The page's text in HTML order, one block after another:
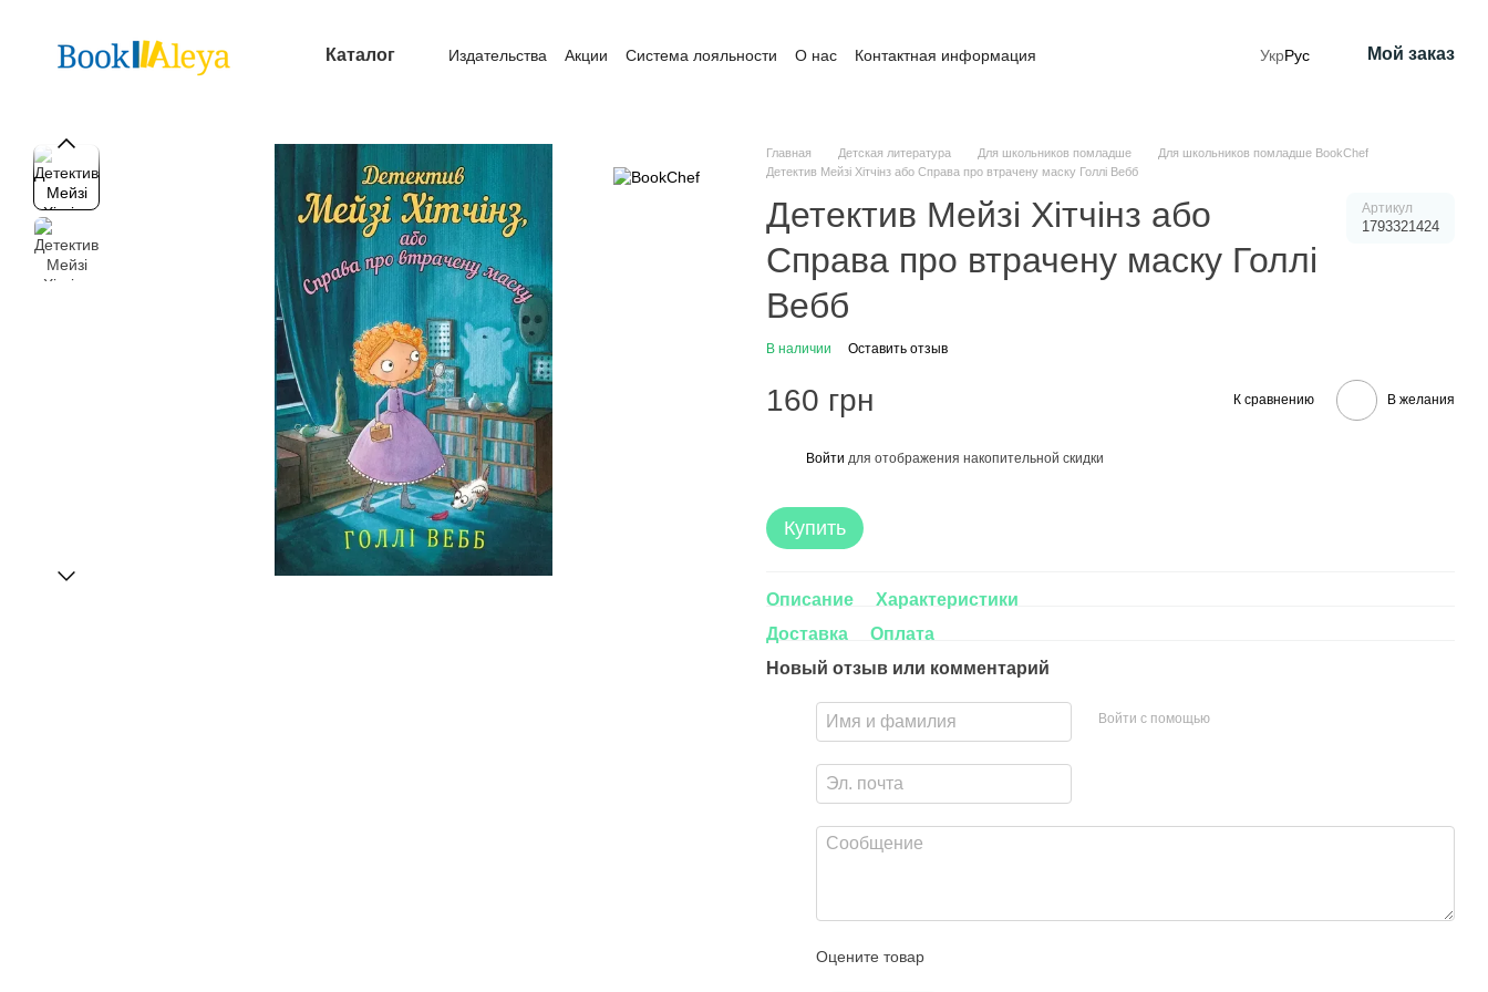
Каталог Издательства Акции Система лояльности О нас
Контактная информация
УкрРус Мой заказ
Главная Детская литература Для школьников помладше
Для школьников помладше BookChef
Детектив Мейзі Хітчінз або Справа про втрачену маску Голлі Вебб
Детектив Мейзі Хітчінз або
Справа про втрачену маску Голлі
Вебб
Артикул
1793321424
В наличии Оставить отзыв
160 грн К сравнению В желания
Войти для отображения накопительной скидки
Купить
Описание
Характеристики
Доставка
Оплата
Новый отзыв или комментарий
Войти с помощью
Оцените товар